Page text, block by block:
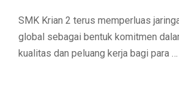
SMK Krian 2 terus memperluas
global sebagai bentuk komitmen
kualitas dan peluang kerja bagi para …